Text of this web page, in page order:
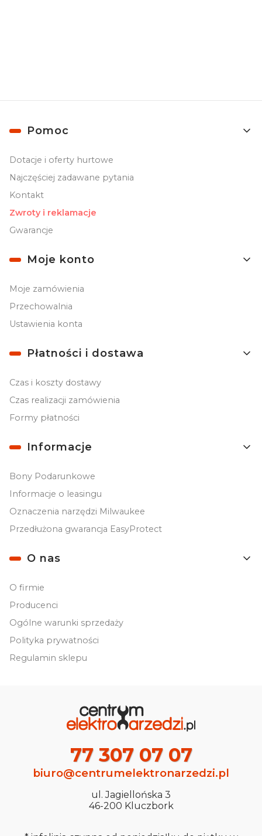
Linki w stopce
Pomoc
Dotacje i oferty hurtowe
Najczęściej zadawane pytania
Kontakt
Zwroty i reklamacje
Gwarancje
Moje konto
Moje zamówienia
Przechowalnia
Ustawienia konta
Płatności i dostawa
Czas i koszty dostawy
Czas realizacji zamówienia
Formy płatności
Informacje
Bony Podarunkowe
Informacje o leasingu
Oznaczenia narzędzi Milwaukee
Przedłużona gwarancja EasyProtect
O nas
O firmie
Producenci
Ogólne warunki sprzedaży
Polityka prywatności
Regulamin sklepu
77 307 07 07
biuro@centrumelektronarzedzi.pl
ul. Jagiellońska 3
46-200 Kluczbork